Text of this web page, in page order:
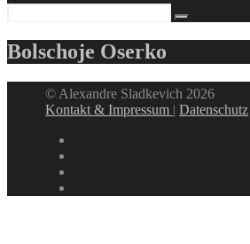
Bolschoje Oserko
© Alexandre Sladkevich 2026
Kontakt & Impressum |Datenschutz